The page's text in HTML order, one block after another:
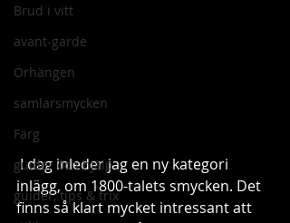
Brud i vitt
avant-garde
Örhängen
samlarsmycken
Färg
guider och hjälp
guider, tips & trix
I dag inleder jag en ny kategori
inlägg, om 1800-talets smycken. Det
finns så klart mycket intressant att